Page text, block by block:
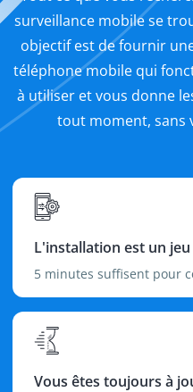
surveillance mobile se
objectif est de fournir
téléphone mobile qui
à utiliser et vous donne
tout moment, sans
L'installation est un
5 minutes suffisent pour
Vous êtes toujours à